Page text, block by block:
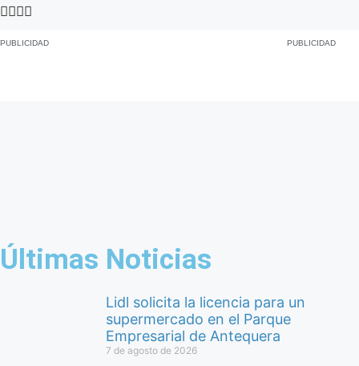
PUBLICIDAD PUBLICIDAD
Últimas Noticias
Lidl solicita la licencia para un
supermercado en el Parque
Empresarial de Antequera
7 de agosto de 2026